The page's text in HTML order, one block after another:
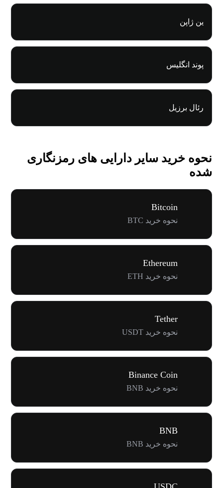
ین ژاپن
پوند انگلیس
رئال برزیل
نحوه خرید سایر دارایی های رمزنگاری
شده
Bitcoin
نحوه خرید BTC
Ethereum
نحوه خرید ETH
Tether
نحوه خرید USDT
Binance Coin
نحوه خرید BNB
BNB
نحوه خرید BNB